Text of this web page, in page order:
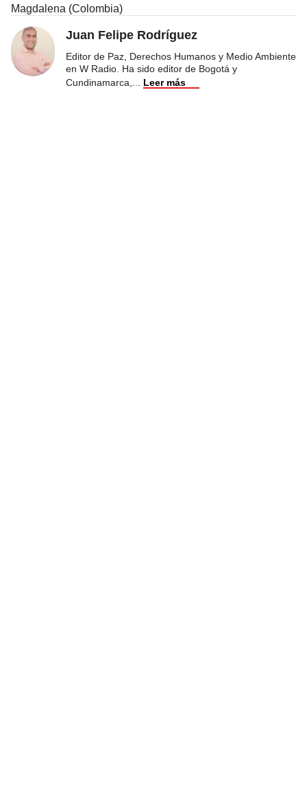
Magdalena (Colombia)
Juan Felipe Rodríguez
Editor de Paz, Derechos Humanos y Medio Ambiente
en W Radio. Ha sido editor de Bogotá y
Cundinamarca,
Leer más